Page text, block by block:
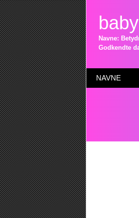
Navne:
Godkendte
NAVNE